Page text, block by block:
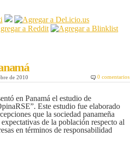
de 2010 0 comentarios
en Panamá el estudio de
Este estudio fue elaborado
que la sociedad panameña
de la población respecto al
en términos de responsabilidad